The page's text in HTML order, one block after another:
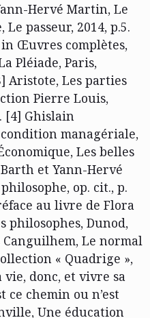
Hervé Martin, Le
passeur, 2014, p.5.
Œuvres complètes,
Pléiade, Paris,
Aristote, Les parties
Pierre Louis,
[4] Ghislain
managériale,
Les belles
et Yann-Hervé
op. cit., p.
au livre de Flora
philosophes, Dunod,
Canguilhem, Le normal
« Quadrige »,
vie, donc, et vivre sa
ce chemin ou n’est
Une éducation